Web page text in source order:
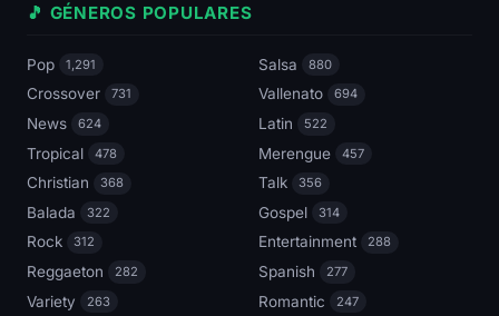
🎵 GÉNEROS POPULARES
Pop 1,291 Salsa 880
Crossover 731 Vallenato 694
News 624 Latin 522
Tropical 478 Merengue 457
Christian 368 Talk 356
Balada 322 Gospel 314
Rock 312 Entertainment 288
Reggaeton 282 Spanish 277
Variety 263 Romantic 247